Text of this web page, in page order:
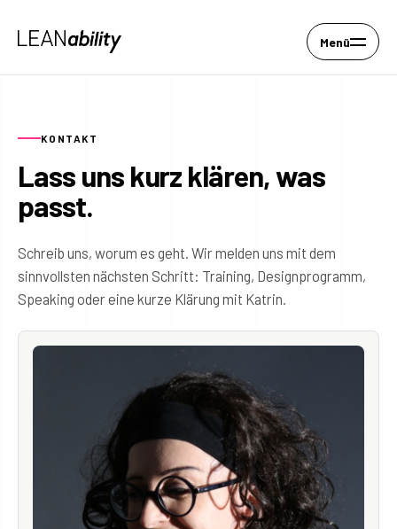
Menü
KONTAKT
Lass uns kurz klären, was
passt.
Schreib uns, worum es geht. Wir melden uns mit dem
sinnvollsten nächsten Schritt: Training, Designprogramm,
Speaking oder eine kurze Klärung mit Katrin.